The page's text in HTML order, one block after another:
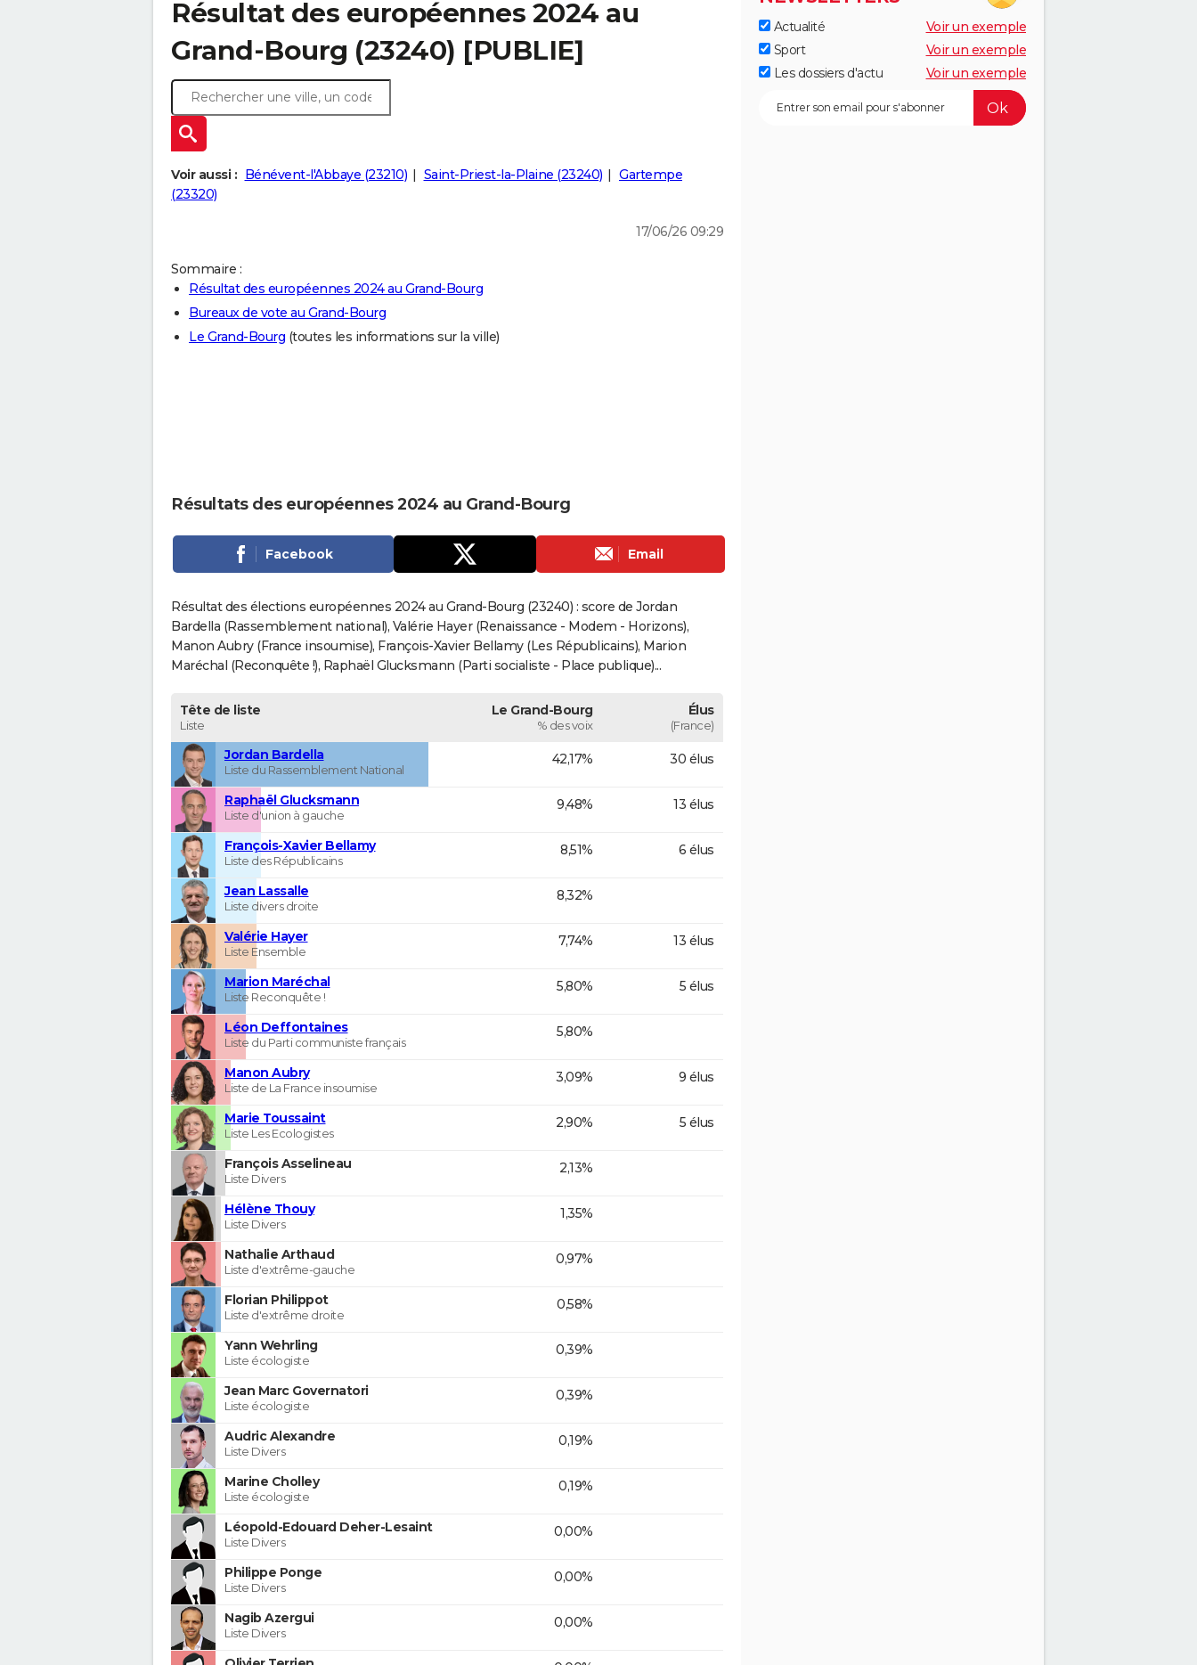
Résultat des européennes 2024 au
Grand-Bourg (23240) [PUBLIE]
Voir aussi : Bénévent-l'Abbaye (23210) Saint-Priest-la-Plaine (23240)
Gartempe
(23320)
17/06/26 09:29
Sommaire :
Résultat des européennes 2024 au Grand-Bourg
Bureaux de vote au Grand-Bourg
Le Grand-Bourg (toutes les informations sur la ville)
Résultats des européennes 2024 au Grand-Bourg
Facebook Email
Résultat des élections européennes 2024 au Grand-Bourg (23240) : score de Jordan
Bardella (Rassemblement national), Valérie Hayer (Renaissance - Modem - Horizons),
Manon Aubry (France insoumise), François-Xavier Bellamy (Les Républicains), Marion
Maréchal (Reconquête !), Raphaël Glucksmann (Parti socialiste - Place publique)...
Tête de liste
Liste
Le Grand-Bourg
% des voix
Élus
(France)
Jordan Bardella
Liste du Rassemblement National
42,17% 30 élus
Raphaël Glucksmann
Liste d'union à gauche
9,48% 13 élus
François-Xavier Bellamy
Liste des Républicains
8,51% 6 élus
Jean Lassalle
Liste divers droite
8,32%
Valérie Hayer
Liste Ensemble
7,74% 13 élus
Marion Maréchal
Liste Reconquête !
5,80% 5 élus
Léon Deffontaines
Liste du Parti communiste français
5,80%
Manon Aubry
Liste de La France insoumise
3,09% 9 élus
Marie Toussaint
Liste Les Ecologistes
2,90% 5 élus
François Asselineau
Liste Divers
2,13%
Hélène Thouy
Liste Divers
1,35%
Nathalie Arthaud
Liste d'extrême-gauche
0,97%
Florian Philippot
Liste d'extrême droite
0,58%
Yann Wehrling
Liste écologiste
0,39%
Jean Marc Governatori
Liste écologiste
0,39%
Audric Alexandre
Liste Divers
0,19%
Marine Cholley
Liste écologiste
0,19%
Léopold-Edouard Deher-Lesaint
Liste Divers
0,00%
Philippe Ponge
Liste Divers
0,00%
Nagib Azergui
Liste Divers
0,00%
Actualité
Voir un exemple
Sport
Voir un exemple
Les dossiers d'actu
Voir un exemple